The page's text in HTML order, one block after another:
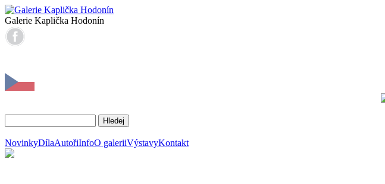
Galerie Kaplička Hodonín
NovinkyDílaAutořiInfoO galeriiVýstavyKontakt